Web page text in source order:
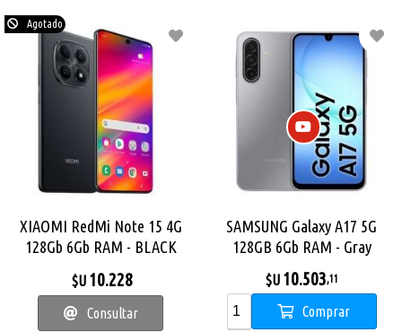
Agotado
XIAOMI RedMi Note 15 4G
128Gb 6Gb RAM - BLACK
$U 10.228
Consultar
SAMSUNG Galaxy A17 5G
128GB 6Gb RAM - Gray
$U 10.503,11
Comprar